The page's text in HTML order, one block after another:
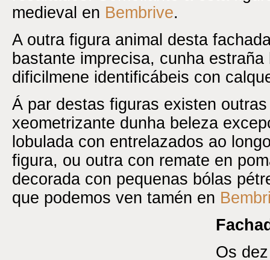
medieval en Bembrive.
A outra figura animal desta
bastante imprecisa, cunha
dificilmene identificábeis con
Á par destas figuras existen
xeometrizante dunha beleza
lobulada con entrelazados ao
figura, ou outra con remate en
decorada con pequenas bólas
que podemos ven tamén en
Os